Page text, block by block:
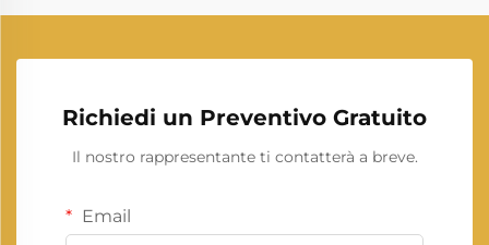
Richiedi un Preventivo Gratuito
Il nostro rappresentante ti contatterà a breve.
Email